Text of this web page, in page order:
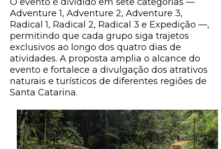
Adventure 1, Adventure 2, Adventure 3,
Radical 1, Radical 2, Radical 3 e Expedição —,
permitindo que cada grupo siga trajetos
exclusivos ao longo dos quatro dias de
atividades. A proposta amplia o alcance do
evento e fortalece a divulgação dos atrativos
naturais e turísticos de diferentes regiões de
Santa Catarina.